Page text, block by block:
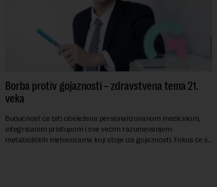
Borba protiv gojaznosti – zdravstvena tema 21.
veka
Budućnost će biti obeležena personalizovanom medicinom,
integrisanim pristupom i sve većim razumevanjem
metaboličkih mehanizama koji stoje iza gojaznosti. Fokus će se